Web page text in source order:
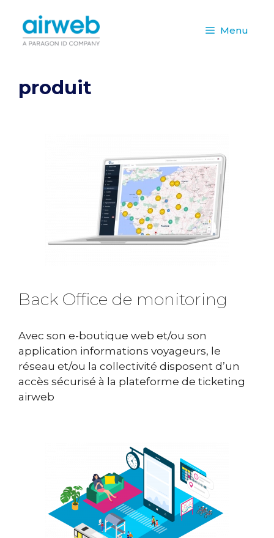
contenu
Menu
produit
Back Office de monitoring
Avec son e-boutique web et/ou son
application informations voyageurs, le
réseau et/ou la collectivité disposent d’un
accès sécurisé à la plateforme de ticketing
airweb